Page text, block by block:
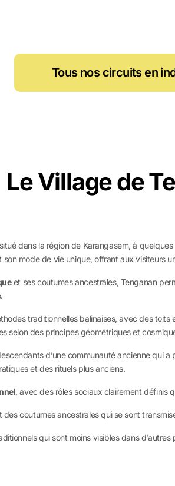
Tous nos circuits en
Le Village de
situé dans la région de Karangasem, à
mode de vie unique, offrant aux visiteurs
et ses coutumes ancestrales, Tenganan
traditionnelles balinaises, avec des
selon des principes géométriques et
d’une communauté ancienne qui
et des rituels plus anciens.
, avec des rôles sociaux clairement définis
coutumes ancestrales qui se sont
qui sont moins visibles dans